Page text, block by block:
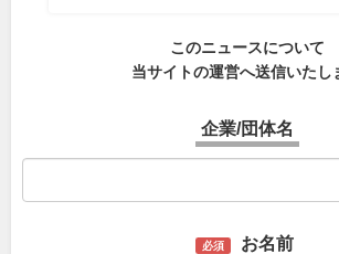
このニュースについて
当サイトの運営へ送信いたし
企業/団体名
必須 お名前